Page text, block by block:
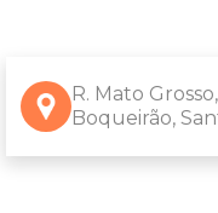
R. Mato
Boqueirão,